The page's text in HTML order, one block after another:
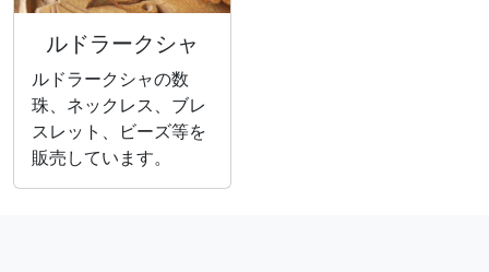
ルドラークシャ
ルドラークシャの数
珠、ネックレス、ブレ
スレット、ビーズ等を
販売しています。